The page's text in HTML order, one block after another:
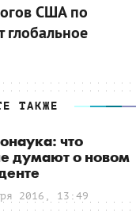
США по
глобальное
ТАКЖЕ
что
думают о новом
2016, 13:49